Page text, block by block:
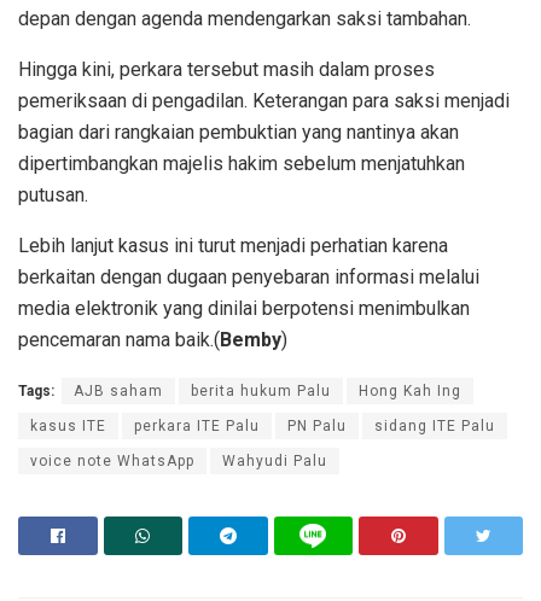
depan dengan agenda mendengarkan saksi tambahan.
Hingga kini, perkara tersebut masih dalam proses
pemeriksaan di pengadilan. Keterangan para saksi menjadi
bagian dari rangkaian pembuktian yang nantinya akan
dipertimbangkan majelis hakim sebelum menjatuhkan
putusan.
Lebih lanjut kasus ini turut menjadi perhatian karena
berkaitan dengan dugaan penyebaran informasi melalui
media elektronik yang dinilai berpotensi menimbulkan
pencemaran nama baik.(Bemby)
Tags: AJB saham berita hukum Palu Hong Kah Ing
kasus ITE perkara ITE Palu PN Palu sidang ITE Palu
voice note WhatsApp Wahyudi Palu